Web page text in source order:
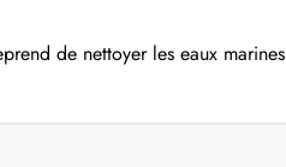
de nettoyer les eaux marines